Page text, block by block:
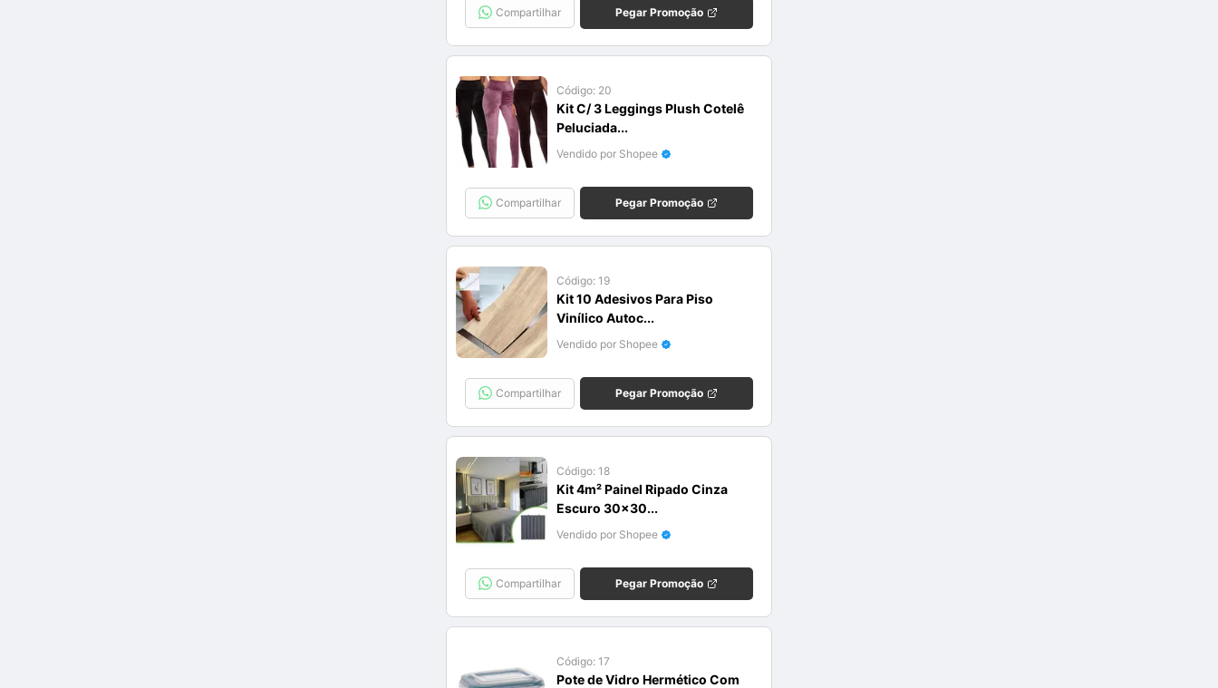
Compartilhar Pegar Promoção
Código: 20
Kit C/ 3 Leggings Plush Cotelê
Peluciada...
Vendido por Shopee
Compartilhar Pegar Promoção
Código: 19
Kit 10 Adesivos Para Piso
Vinílico Autoc...
Vendido por Shopee
Compartilhar Pegar Promoção
Código: 18
Kit 4m² Painel Ripado Cinza
Escuro 30x30...
Vendido por Shopee
Compartilhar Pegar Promoção
Código: 17
Pote de Vidro Hermético Com